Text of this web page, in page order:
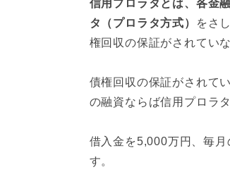
信用プロラタとは、各金
タ（プロラタ方式）
をさ
権回収の保証がされてい
債権回収の保証がされて
の融資ならば信用プロラ
借入金を5,000万円、毎
す。